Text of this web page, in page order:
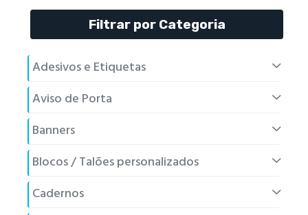
Filtrar por Categoria
Adesivos e Etiquetas
Aviso de Porta
Banners
Blocos / Talões personalizados
Cadernos